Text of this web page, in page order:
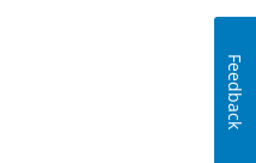
Feedback